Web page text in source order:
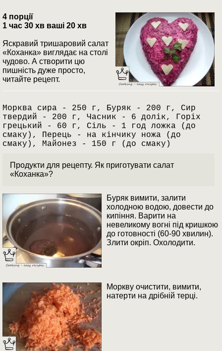
4 порції
1 час 30 хв ваші 20 хв
Яскравий тришаровий салат
«Коханка» виглядає на столі
чудово. А створити цю
пишність дуже просто,
читайте рецепт.
Морква сира - 250 г, Буряк - 200 г, Сир
твердий - 200 г, Часник - 6 долік, Горіх
грецький - 60 г, Сіль - 1 год ложка (до
смаку), Перець - на кінчику ножа (до
смаку), Майонез - 150 г (до смаку)
Продукти для рецепту. Як приготувати салат
«Коханка»?
Буряк вимити, залити
холодною водою, довести до
кипіння. Варити на
невеликому вогні під кришкою
до готовності (60-90 хвилин).
Злити окріп. Охолодити.
Моркву очистити, вимити,
натерти на дрібній терці.